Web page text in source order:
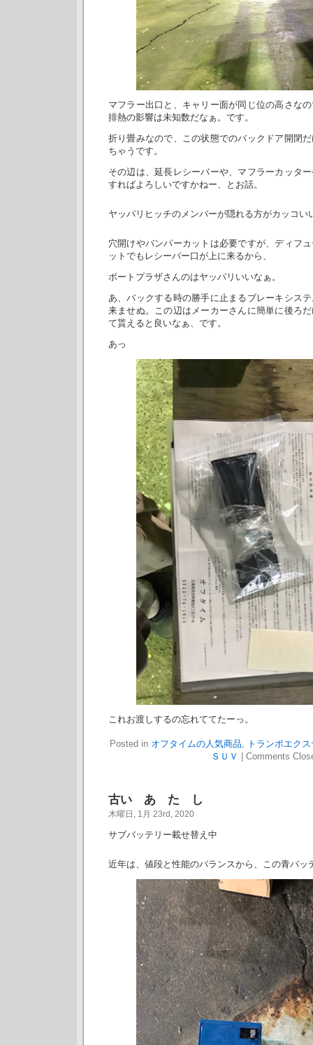
マフラー出口と、キャリー面が同じ位の高さな
排熱の影響は未知数だなぁ。です。
折り畳みなので、この状態でのバックドア開閉
ちゃうです。
その辺は、延長レシーバーや、マフラーカッタ
すればよろしいですかねー、とお話。
ヤッパリヒッチのメンバーが隠れる方がカッコい
穴開けやバンパーカットは必要ですが、ディフ
ットでもレシーバー口が上に来るから、
ボートプラザさんのはヤッパリいいなぁ。
あ、バックする時の勝手に止まるブレーキシス
来ませぬ。この辺はメーカーさんに簡単に後ろ
て貰えると良いなぁ、です。
あっ
これお渡しするの忘れててたーっ。
Posted in オフタイムの人気商品, トランポエク
ＳＵＶ
Comments
古い あ た し
木曜日, 1月 23rd, 2020
サブバッテリー載せ替え中
近年は、値段と性能のバランスから、この青バッ